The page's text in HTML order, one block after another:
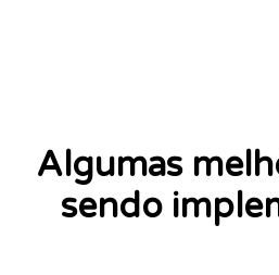
Algumas
sendo